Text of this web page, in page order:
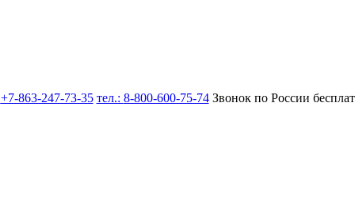
+7-863-247-73-35 тел.: 8-800-600-75-74Звонок по России